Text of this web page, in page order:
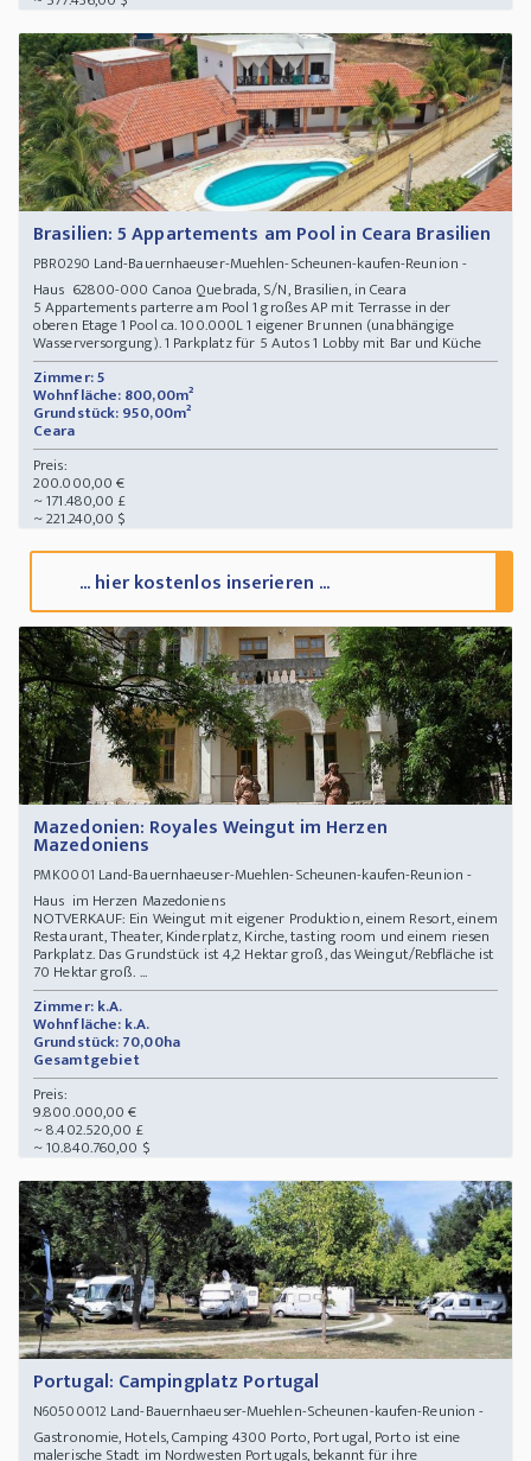
Brasilien: 5 Appartements am Pool in Ceara Brasilien
PBR0290 Land-Bauernhaeuser-Muehlen-Scheunen-kaufen-Reunion -
Haus 62800-000 Canoa Quebrada, S/N, Brasilien, in Ceara
5 Appartements parterre am Pool 1 großes AP mit Terrasse in der
oberen Etage 1 Pool ca. 100.000L 1 eigener Brunnen (unabhängige
Wasserversorgung). 1 Parkplatz für 5 Autos 1 Lobby mit Bar und Küche
Zimmer: 5
Wohnfläche: 800,00m²
Grundstück: 950,00m²
Ceara
Preis:
200.000,00 €
~ 171.480,00 £
~ 221.240,00 $
... hier kostenlos inserieren ...
Mazedonien: Royales Weingut im Herzen
Mazedoniens
PMK0001 Land-Bauernhaeuser-Muehlen-Scheunen-kaufen-Reunion -
Haus im Herzen Mazedoniens
NOTVERKAUF: Ein Weingut mit eigener Produktion, einem Resort, einem
Restaurant, Theater, Kinderplatz, Kirche, tasting room und einem riesen
Parkplatz. Das Grundstück ist 4,2 Hektar groß, das Weingut/Rebfläche ist
70 Hektar groß. ...
Zimmer: k.A.
Wohnfläche: k.A.
Grundstück: 70,00ha
Gesamtgebiet
Preis:
9.800.000,00 €
~ 8.402.520,00 £
~ 10.840.760,00 $
Portugal: Campingplatz Portugal
N60500012Land-Bauernhaeuser-Muehlen-Scheunen-kaufen-Reunion -
Gastronomie, Hotels, Camping 4300 Porto, Portugal, Porto ist eine
malerische Stadt im Nordwesten Portugals, bekannt für ihre